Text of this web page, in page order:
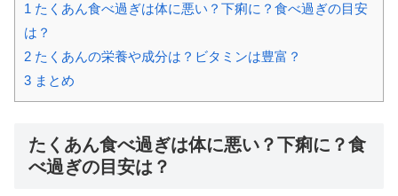
1 たくあん食べ過ぎは体に悪い？下痢に？食べ過ぎの目安
は？
2 たくあんの栄養や成分は？ビタミンは豊富？
3 まとめ
たくあん食べ過ぎは体に悪い？下痢に？食
べ過ぎの目安は？